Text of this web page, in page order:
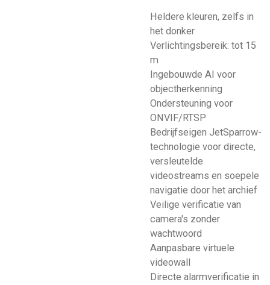
Heldere kleuren, zelfs in
het donker
Verlichtingsbereik: tot 15
m
Ingebouwde AI voor
objectherkenning
Ondersteuning voor
ONVIF/RTSP
Bedrijfseigen JetSparrow-
technologie voor directe,
versleutelde
videostreams en soepele
navigatie door het archief
Veilige verificatie van
camera's zonder
wachtwoord
Aanpasbare virtuele
videowall
Directe alarmverificatie in